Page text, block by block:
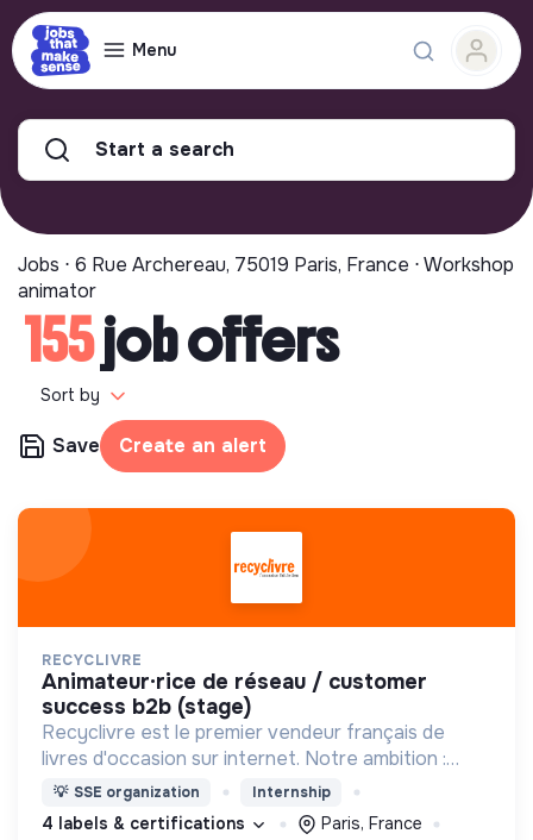
Menu
Start a search
Jobs ⋅ 6 Rue Archereau, 75019 Paris, France ⋅ Workshop
animator
155job offers
Sort by
Save Create an alert
RECYCLIVRE
animateur·rice de réseau / customer
success b2b (stage)
Recyclivre est le premier vendeur français de
livres d'occasion sur internet. Notre ambition :
avoir un impact favorable sur l'homme et son
environnement.
💡 SSE organization Internship
4 labels & certifications
Paris, France